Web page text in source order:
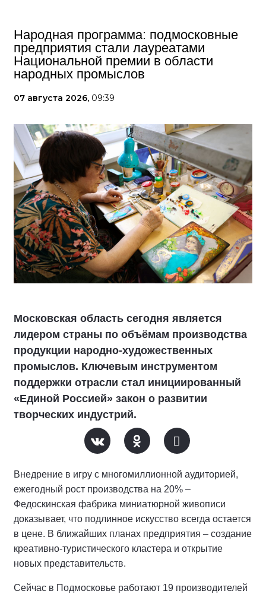
Народная программа: подмосковные
предприятия стали лауреатами
Национальной премии в области
народных промыслов
07 августа 2026, 09:39
Московская область сегодня является
лидером страны по объёмам производства
продукции народно-художественных
промыслов. Ключевым инструментом
поддержки отрасли стал инициированный
«Единой Россией» закон о развитии
творческих индустрий.
Внедрение в игру с многомиллионной аудиторией,
ежегодный рост производства на 20% –
Федоскинская фабрика миниатюрной живописи
доказывает, что подлинное искусство всегда остается
в цене. В ближайших планах предприятия – создание
креативно-туристического кластера и открытие
новых представительств.
Сейчас в Подмосковье работают 19 производителей